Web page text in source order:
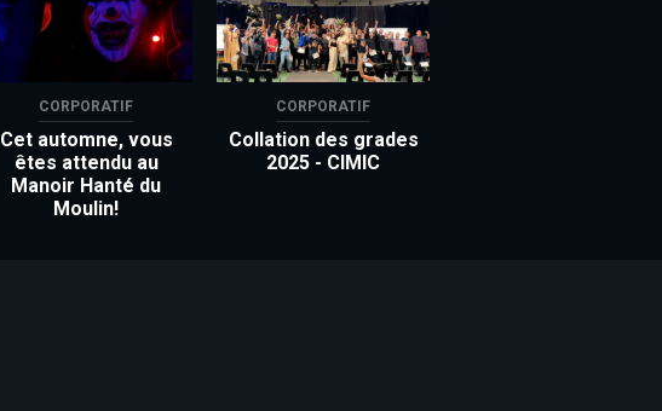
CORPORATIF
Cet automne, vous
êtes attendu au
Manoir Hanté du
Moulin!
CORPORATIF
Collation des grades
2025 - CIMIC